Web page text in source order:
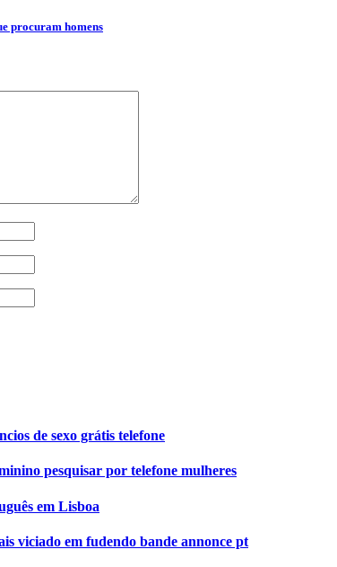
procuram homens
de sexo grátis telefone
pesquisar por telefone mulheres
em Lisboa
viciado em fudendo bande annonce pt